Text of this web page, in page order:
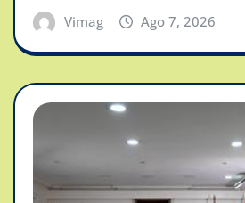
Vimag Ago 7, 2026